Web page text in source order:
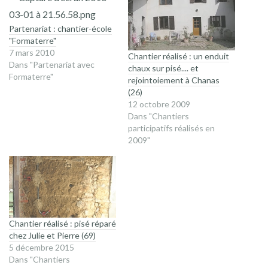
Partenariat : chantier-école
"Formaterre"
7 mars 2010
Dans "Partenariat avec
Formaterre"
Chantier réalisé : un enduit
chaux sur pisé.... et
rejointoiement à Chanas
(26)
12 octobre 2009
Dans "Chantiers
participatifs réalisés en
2009"
Chantier réalisé : pisé réparé
chez Julie et Pierre (69)
5 décembre 2015
Dans "Chantiers